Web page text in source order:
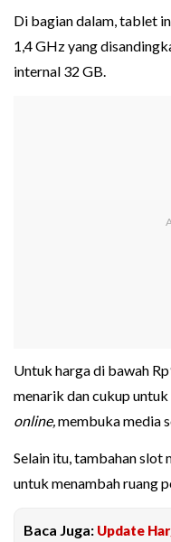
Di bagian dalam, tablet
1,4 GHz yang
internal 32 GB.
Untuk harga di bawah
menarik dan cukup
online,membuka media
Selain itu, tambahan slot
untuk menambah ruang
Baca Juga: Update